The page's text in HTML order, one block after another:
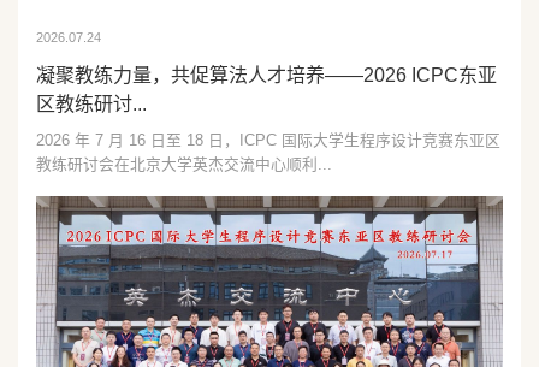
2026.07.24
凝聚教练力量，共促算法人才培养——2026 ICPC东亚
区教练研讨...
2026 年 7 月 16 日至 18 日，ICPC 国际大学生程序设计竞赛东亚区
教练研讨会在北京大学英杰交流中心顺利...